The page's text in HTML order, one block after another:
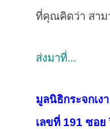
ที่คุณคิดว่า สามาร
ส่งมาที่...
มูลนิธิกระจกเงา
เลขที่ 191 ซอย วิภ